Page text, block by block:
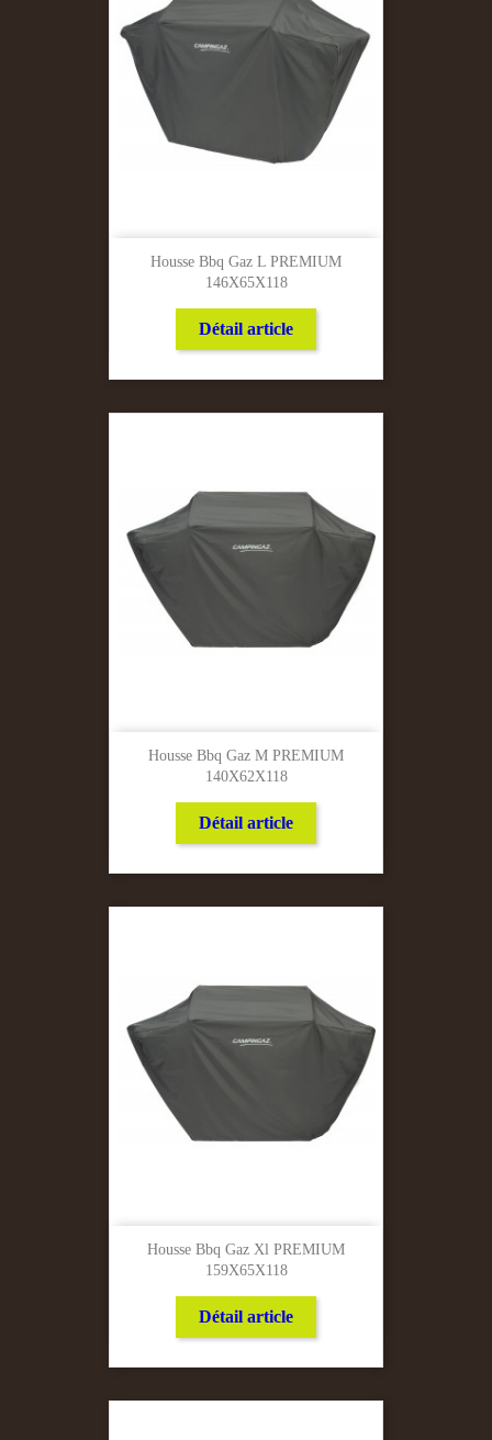
Housse Bbq Gaz L PREMIUM
146X65X118
Détail article
Housse Bbq Gaz M PREMIUM
140X62X118
Détail article
Housse Bbq Gaz Xl PREMIUM
159X65X118
Détail article